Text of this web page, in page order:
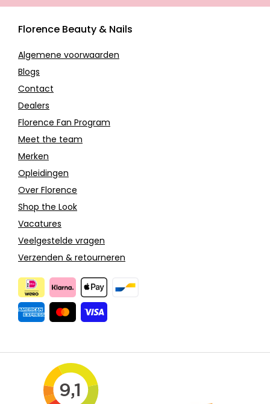
Florence Beauty & Nails
Algemene voorwaarden
Blogs
Contact
Dealers
Florence Fan Program
Meet the team
Merken
Opleidingen
Over Florence
Shop the Look
Vacatures
Veelgestelde vragen
Verzenden & retourneren